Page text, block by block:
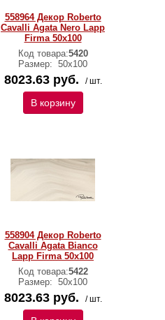
558964 Декор Roberto
Cavalli Agata Nero Lapp
Firma 50x100
Код товара:5420
Размер: 50х100
8023.63 руб. / шт.
В корзину
558904 Декор Roberto
Cavalli Agata Bianco
Lapp Firma 50x100
Код товара:5422
Размер: 50х100
8023.63 руб. / шт.